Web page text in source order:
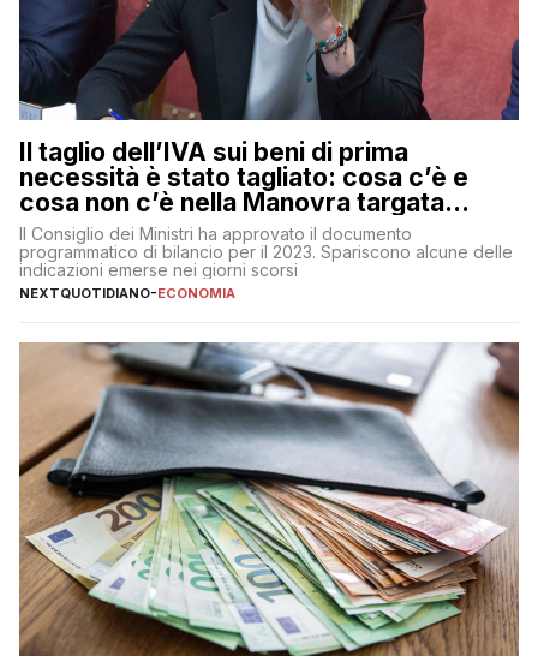
Il taglio dell’IVA sui beni di prima
necessità è stato tagliato: cosa c’è e
cosa non c’è nella Manovra targata
Meloni
Il Consiglio dei Ministri ha approvato il documento
programmatico di bilancio per il 2023. Spariscono alcune delle
indicazioni emerse nei giorni scorsi
NEXTQUOTIDIANO-ECONOMIA